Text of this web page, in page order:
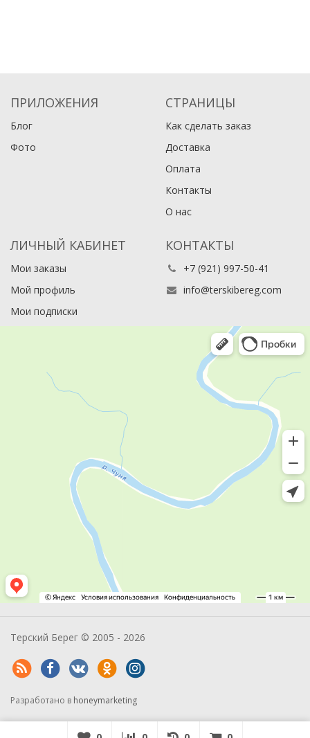
ПРИЛОЖЕНИЯ
Блог
Фото
СТРАНИЦЫ
Как сделать заказ
Доставка
Оплата
Контакты
О нас
ЛИЧНЫЙ КАБИНЕТ
Мои заказы
Мой профиль
Мои подписки
КОНТАКТЫ
+7 (921) 997-50-41
info@terskibereg.com
Терский Берег © 2005 - 2026
Разработано в honeymarketing